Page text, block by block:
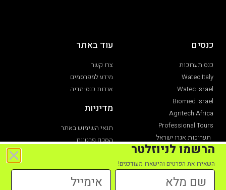
כנסים
כנס תערוכות
Watec Italy
Watec Israel
Biomed Israel
Agritech Africa
Professional Tours
תערוכות אגרו ישראל
תערוכת חקלאות
עוד באתר
צרו קשר
מידע למפרסמים
אודות כנס-מדיה
מדיניות
תנאי השימוש באתר
הסכם פרטיות
הרשמו לניוזלטר
השאירו את הפרטים והישארו מעודכנים!